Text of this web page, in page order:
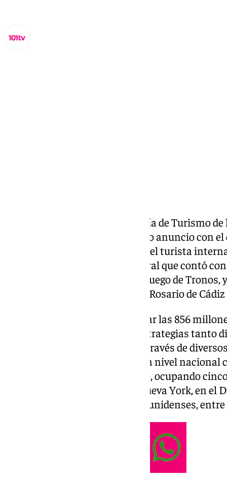
Hace ahora un año, la Consejería de Turismo
‘Andalusian Crush’, un llamativo anuncio con
Andalucía en el punto de mira del turista
producción audiovisual magistral que contó
el famoso Tyrion Lannister de Juego de
Banda de Cornetas y Tambores Rosario de Cádiz
Esta campaña consiguió superar las 856
mediante la combinación de estrategias tanto
llegar así a un público mayor a través de
dejó ver en enclaves conocidos a nivel
sino que llegó a cruzar el charco, ocupando
mismísimo Times Square de Nueva York, en el
principales aeropuertos estadounidenses, entre